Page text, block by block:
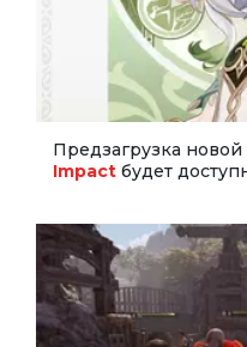
Предзагрузка новой
Impact будет